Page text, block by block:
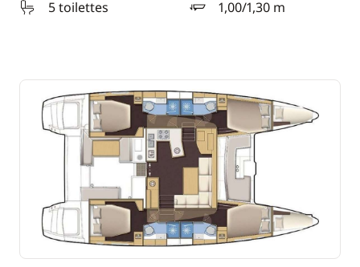
5 toilettes
1,00/1,30 m
pescaggio